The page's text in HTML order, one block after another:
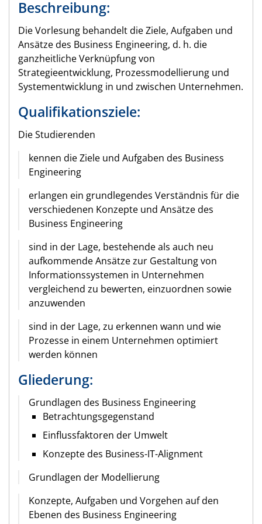
Beschreibung:
Die Vorlesung behandelt die Ziele, Aufgaben und
Ansätze des Business Engineering, d. h. die
ganzheitliche Verknüpfung von
Strategieentwicklung, Prozessmodellierung und
Systementwicklung in und zwischen Unternehmen.
Qualifikationsziele:
Die Studierenden
kennen die Ziele und Aufgaben des Business
Engineering
erlangen ein grundlegendes Verständnis für die
verschiedenen Konzepte und Ansätze des
Business Engineering
sind in der Lage, bestehende als auch neu
aufkommende Ansätze zur Gestaltung von
Informationssystemen in Unternehmen
vergleichend zu bewerten, einzuordnen sowie
anzuwenden
sind in der Lage, zu erkennen wann und wie
Prozesse in einem Unternehmen optimiert
werden können
Gliederung:
Grundlagen des Business Engineering
Betrachtungsgegenstand
Einflussfaktoren der Umwelt
Konzepte des Business-IT-Alignment
Grundlagen der Modellierung
Konzepte, Aufgaben und Vorgehen auf den
Ebenen des Business Engineering